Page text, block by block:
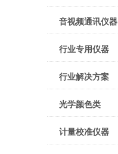
音视频通讯仪器
行业专用仪器
行业解决方案
光学颜色类
计量校准仪器